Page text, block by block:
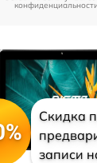
конфиденциальности
Скидка
записи